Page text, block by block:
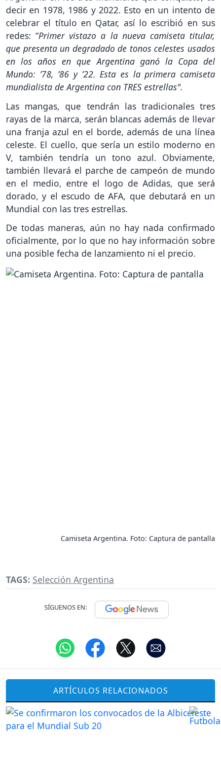
decir en 1978, 1986 y 2022. Esto en un intento de
celebrar el título en Qatar, así lo escribió en sus
redes: “Primer vistazo a la nueva camiseta titular,
que presenta un degradado de tonos celestes usados
en los años en que Argentina ganó la Copa del
Mundo: ’78, ’86 y ’22. Esta es la primera camiseta
mundialista de Argentina con TRES estrellas".
Las mangas, que tendrán las tradicionales tres
rayas de la marca, serán blancas además de llevar
una franja azul en el borde, además de una línea
celeste. El cuello, que sería un estilo moderno en
V, también tendría un tono azul. Obviamente,
también llevará el parche de campeón de mundo
en el medio, entre el logo de Adidas, que será
dorado, y el escudo de AFA, que debutará en un
Mundial con las tres estrellas.
De todas maneras, aún no hay nada confirmado
oficialmente, por lo que no hay información sobre
una posible fecha de lanzamiento ni el precio.
Camiseta Argentina. Foto: Captura de pantalla
TAGS: Selección Argentina
SÍGUENOS EN:
ARTÍCULOS RELACIONADOS